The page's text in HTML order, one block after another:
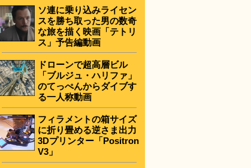
ソ連に乗り込みライセン
スを勝ち取った男の数奇
な旅を描く映画「テトリ
ス」予告編動画
ドローンで超高層ビル
「ブルジュ・ハリファ」
のてっぺんからダイブす
る一人称動画
フィラメントの箱サイズ
に折り畳める逆さま出力
3Dプリンター「Positron
V3」